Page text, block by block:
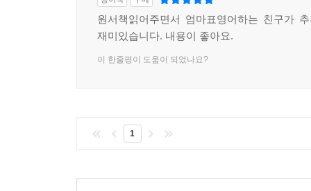
원서책읽어주면서 엄마표영어하는 친구가
재미있습니다. 내용이 좋아요.
이 한줄평이 도움이 되었나요?
1